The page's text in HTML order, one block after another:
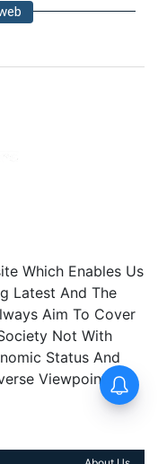
Which Enables Us
Latest And The
Aim To Cover
Not With
Status And
Viewpoints.